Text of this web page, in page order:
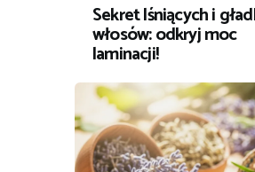
Sekret lśniących i
włosów: odkryj moc
laminacji!